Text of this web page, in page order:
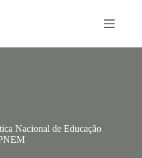
Nacional de Educação